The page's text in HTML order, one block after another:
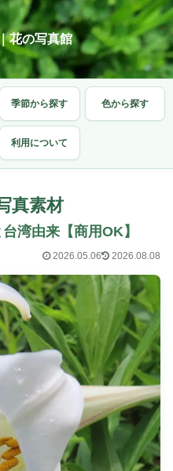
花の写真館
季節から探す 色から探す
利用について
真素材
湾由来【商用OK】
2026.05.06 2026.08.08